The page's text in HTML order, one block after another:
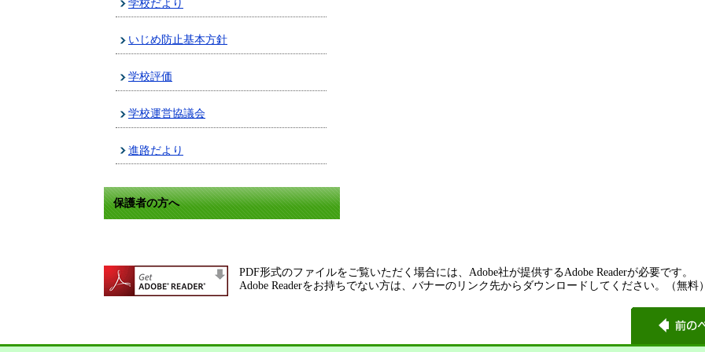
学校だより
いじめ防止基本方針
学校評価
学校運営協議会
進路だより
保護者の方へ
PDF形式のファイルをご覧いただく場合には、Adobe社が提供するAdobe Readerが必要です。
Adobe Readerをお持ちでない方は、バナーのリンク先からダウンロードしてください。（無料